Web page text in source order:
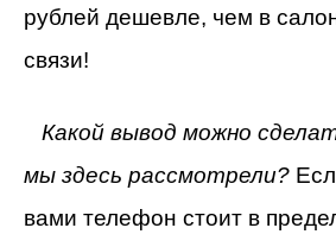
рублей дешевле, чем в
связи!
Какой вывод можно
мы здесь рассмотрели?
вами телефон стоит в